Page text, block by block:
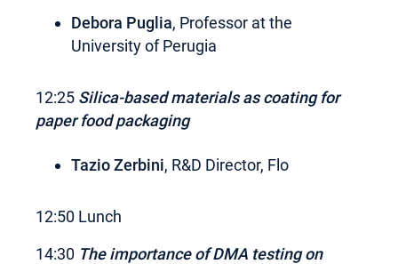
Debora Puglia, Professor at the
University of Perugia
12:25 Silica-based materials as coating for
paper food packaging
Tazio Zerbini, R&D Director, Flo
12:50 Lunch
14:30 The importance of DMA testing on